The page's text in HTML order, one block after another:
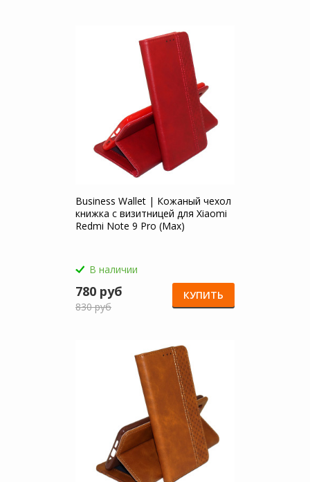
Business Wallet | Кожаный чехол
книжка с визитницей для Xiaomi
Redmi Note 9 Pro (Max)
В наличии
780 руб
830 руб
КУПИТЬ